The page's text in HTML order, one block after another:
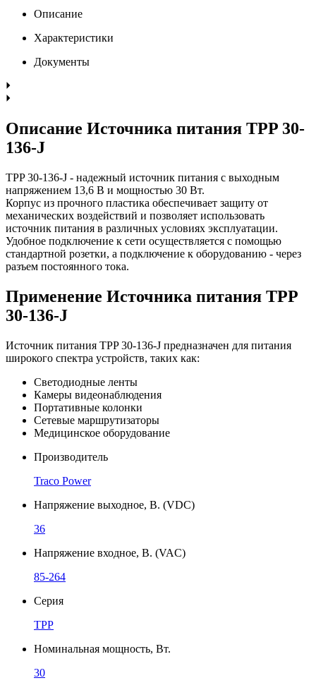
Описание
Характеристики
Документы
Описание Источника питания TPP 30-
136-J
TPP 30-136-J - надежный источник питания с выходным
напряжением 13,6 В и мощностью 30 Вт.
Корпус из прочного пластика обеспечивает защиту от
механических воздействий и позволяет использовать
источник питания в различных условиях эксплуатации.
Удобное подключение к сети осуществляется с помощью
стандартной розетки, а подключение к оборудованию - через
разъем постоянного тока.
Применение Источника питания TPP
30-136-J
Источник питания TPP 30-136-J предназначен для питания
широкого спектра устройств, таких как:
Светодиодные ленты
Камеры видеонаблюдения
Портативные колонки
Сетевые маршрутизаторы
Медицинское оборудование
Производитель
Traco Power
Напряжение выходное, В. (VDC)
36
Напряжение входное, В. (VAC)
85-264
Серия
TPP
Номинальная мощность, Вт.
30